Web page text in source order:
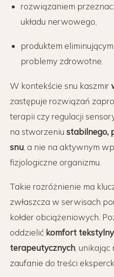
rozwiązaniem
układu nerwowego,
produktem eliminującym
problemy zdrowotne.
W kontekście snu kaszmir
zastępuje rozwiązań
terapii czy regulacji
na stworzeniu stabilnego,
snu , a nie na aktywnym
fizjologiczne organizmu.
Takie rozróżnienie ma
zwłaszcza w serwisach
kołder obciążeniowych.
oddzielić komfort tekstylny
terapeutycznych,
zaufanie do treści